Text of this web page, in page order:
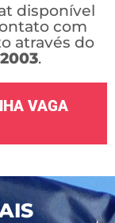
disponível
com
através do
.
VAGA